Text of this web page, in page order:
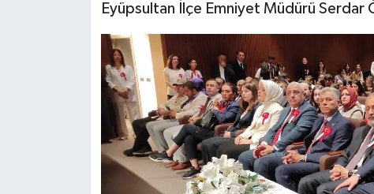
Eyüpsultan İlçe Emniyet Müdürü Serdar